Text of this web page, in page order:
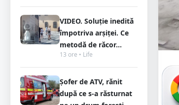
VIDEO. Soluție inedită
împotriva arșiței. Ce
metodă de răcor...
13 ore • Life
Șofer de ATV, rănit
după ce s-a răsturnat